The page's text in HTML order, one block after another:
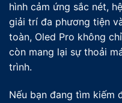
hình cảm ứng sắc nét,
giải trí đa phương tiện
toàn, Oled Pro không
còn mang lại sự thoải
trình.
Nếu bạn đang tìm kiếm